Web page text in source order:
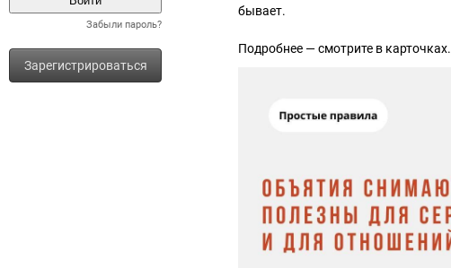
Забыли пароль?
Зарегистрироваться
бывает.
Подробнее — смотрите в карточках.